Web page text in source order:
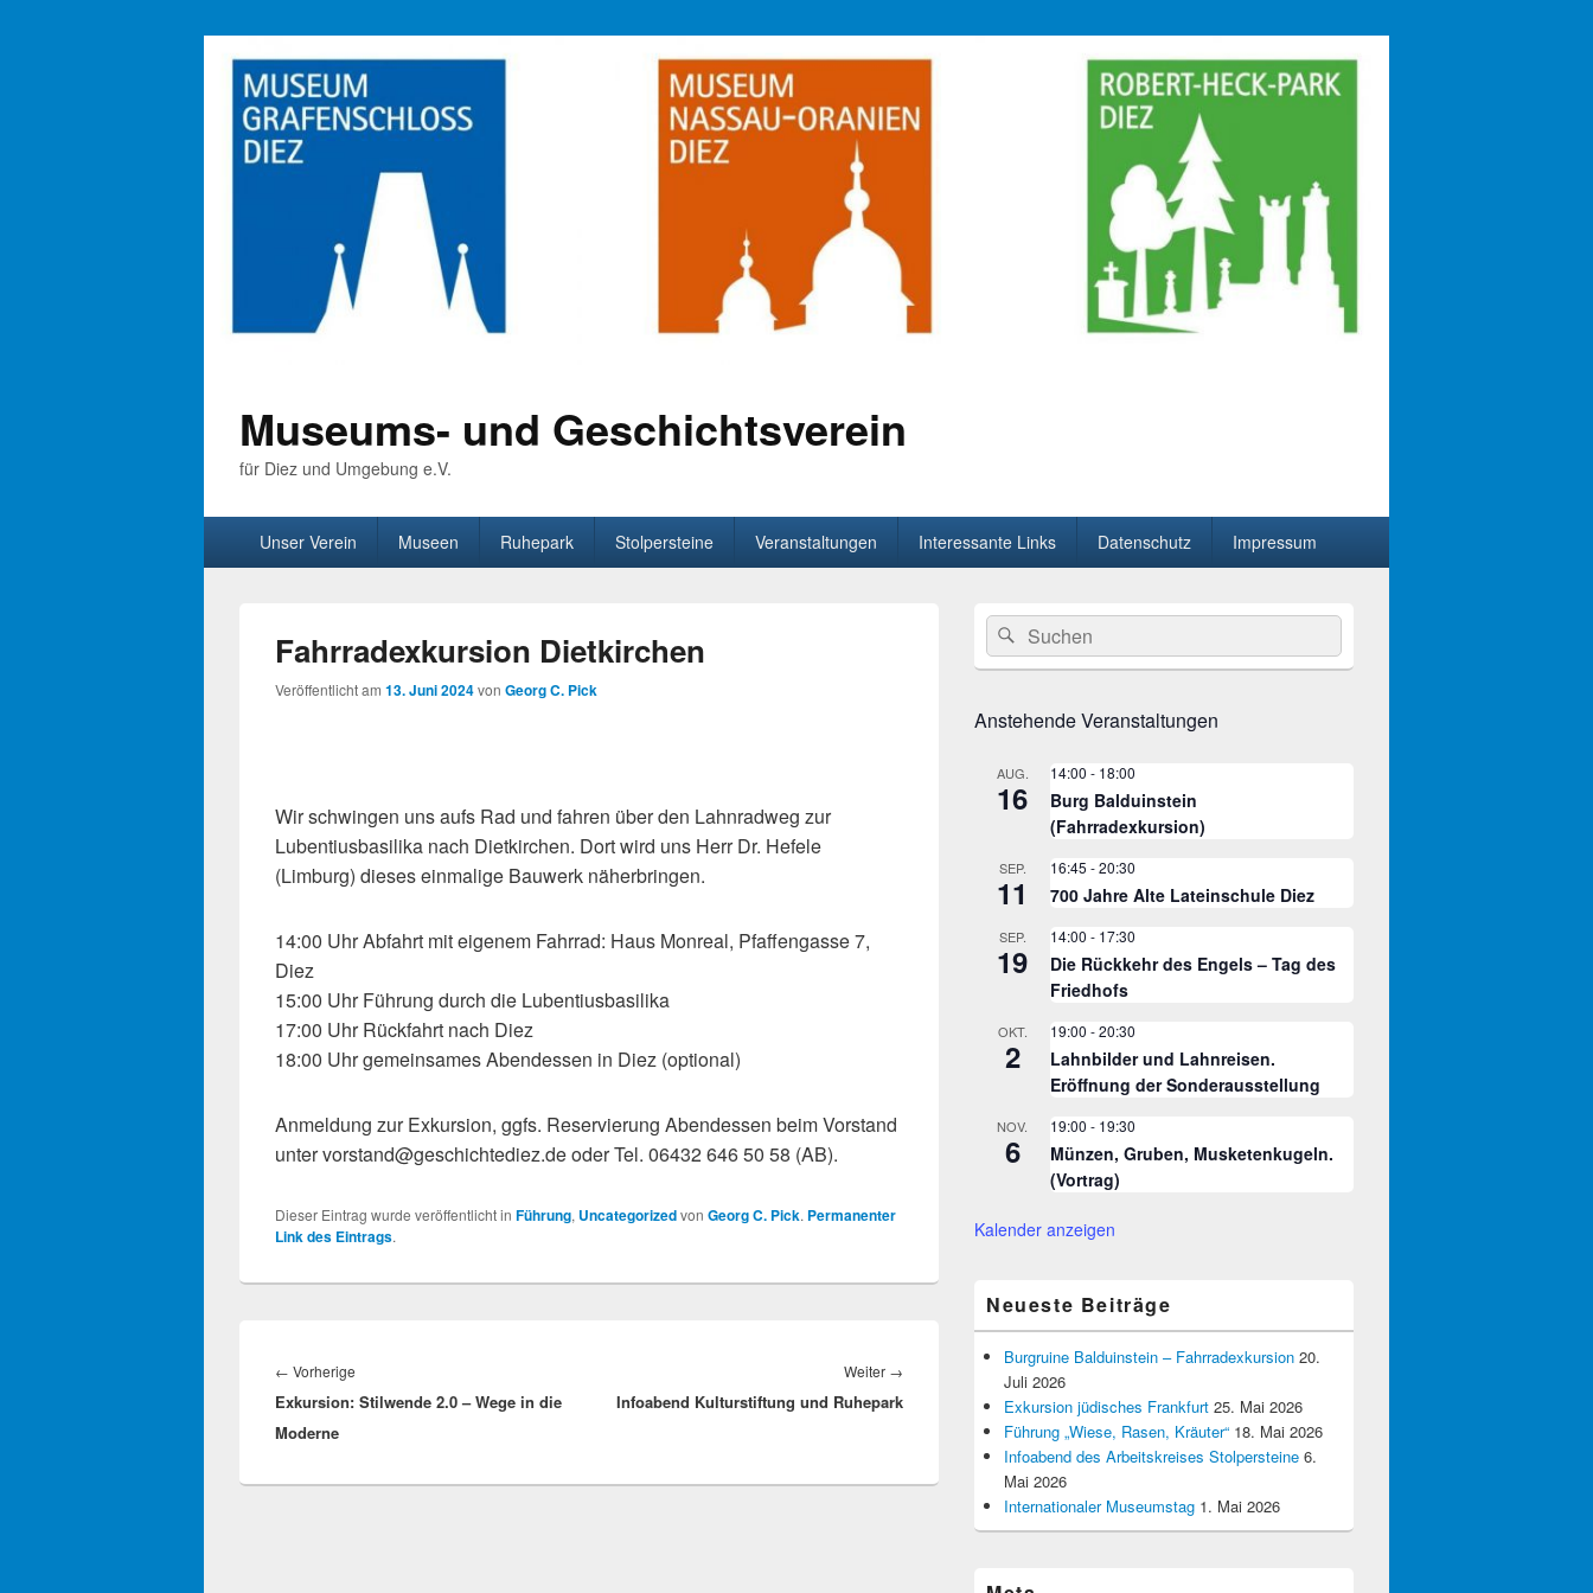
Museums- und Geschichtsverein
für Diez und Umgebung e.V.
Unser Verein Museen Ruhepark Stolpersteine Veranstaltungen Interessante Links Datenschutz Impressum
Fahrradexkursion Dietkirchen
Veröffentlicht am 13. Juni 2024von Georg C. Pick
Wir schwingen uns aufs Rad und fahren über den Lahnradweg zur
Lubentiusbasilika nach Dietkirchen. Dort wird uns Herr Dr. Hefele
(Limburg) dieses einmalige Bauwerk näherbringen.
14:00 Uhr Abfahrt mit eigenem Fahrrad: Haus Monreal, Pfaffengasse 7,
Diez
15:00 Uhr Führung durch die Lubentiusbasilika
17:00 Uhr Rückfahrt nach Diez
18:00 Uhr gemeinsames Abendessen in Diez (optional)
Anmeldung zur Exkursion, ggfs. Reservierung Abendessen beim Vorstand
unter vorstand@geschichtediez.de oder Tel. 06432 646 50 58 (AB).
Dieser Eintrag wurde veröffentlicht in Führung, Uncategorizedvon Georg C. Pick. Permanenter
Link des Eintrags.
← Vorherige
Beitrag:
Exkursion: Stilwende 2.0 – Wege in die
Moderne
Weiter →
Beitrag:
Infoabend Kulturstiftung und Ruhepark
Primärer
Seitenleisten
Widget-
Bereich
Suche
nach:
Suchen
Anstehende Veranstaltungen
AUG.
16
14:00 - 18:00
Burg Balduinstein
(Fahrradexkursion)
SEP.
11
16:45 -20:30
700 Jahre Alte Lateinschule Diez
SEP.
19
14:00 - 17:30
Die Rückkehr des Engels – Tag des
Friedhofs
OKT.
2
19:00 -20:30
Lahnbilder und Lahnreisen.
Eröffnung der Sonderausstellung
NOV.
6
19:00 - 19:30
Münzen, Gruben, Musketenkugeln.
(Vortrag)
Kalender anzeigen
Neueste Beiträge
Burgruine Balduinstein – Fahrradexkursion 20.
Juli 2026
Exkursion jüdisches Frankfurt 25. Mai 2026
Führung „Wiese, Rasen, Kräuter“ 18. Mai 2026
Infoabend des Arbeitskreises Stolpersteine 6.
Mai 2026
Internationaler Museumstag 1. Mai 2026